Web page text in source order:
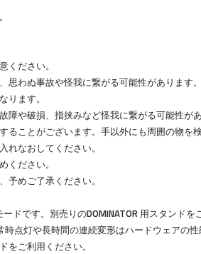
ださい。
わぬ事故や怪我に繋がる可能性があります。
ります。
や破損、指挟みなど怪我に繋がる可能性があ
ることがございます。手以外にも周囲の物を
なおしてください。
ださい。
めご了承ください。
ドです。別売りのDOMINATOR 用スタンドを
点灯や長時間の連続変形はハードウェアの
ご利用ください。